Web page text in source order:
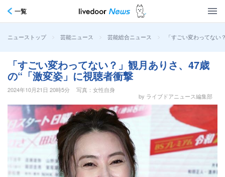
一覧
ニューストップ > 芸能ニュース > 芸能総合ニュース > 「すごい変わってな
「すごい変わってない？」観月ありさ、47歳
の“「激変姿」に視聴者衝撃
2024年10月21日 20時5分
写真：女性自身
by ライブドアニュース編集部